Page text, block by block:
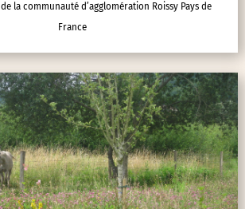
de la communauté d’agglomération Roissy Pays de
France